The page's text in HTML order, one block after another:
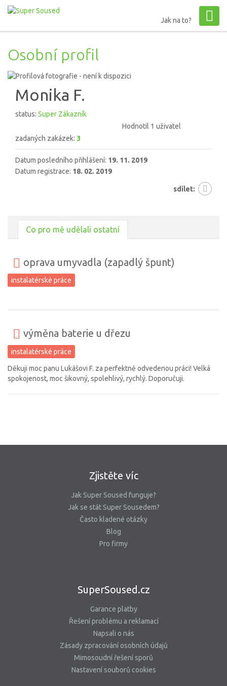
Jak na to?
Osobní profil
Monika F.
status: Super Zákazník
Hodnotil 1 uživatel
zadaných zakázek: 3
Datum posledního přihlášení: 19. 11. 2019
Datum registrace: 18. 02. 2019
sdílet:
Co pro mě udělali ostatní
oprava umyvadla (zapadlý špunt)
instalatérské práce
výměna baterie u dřezu
instalatérské práce
Děkuji moc panu Lukášovi F. za perfektně odvedenou práci! Velká
spokojenost, moc šikovný, spolehlivý, rychlý. Doporučuji.
Zjistěte víc
Jak Super Soused funguje?
Jak se stát Super Sousedem?
Často kladené otázky
Blog
Pro firmy
SuperSoused.cz
Garance platby
Řešení problému a reklamací
Napsali o nás
Zásady zpracování osobních údajů
Mimosoudní řešení sporů
Nastavení souborů cookies